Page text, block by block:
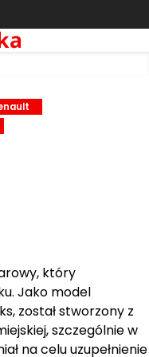
który
Jako model
został stworzony z
szczególnie w
na celu uzupełnienie